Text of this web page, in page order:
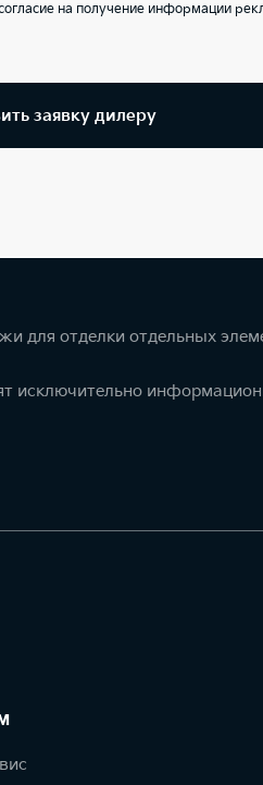
на получение информации
заявку дилеру
для отделки отдельных
исключительно